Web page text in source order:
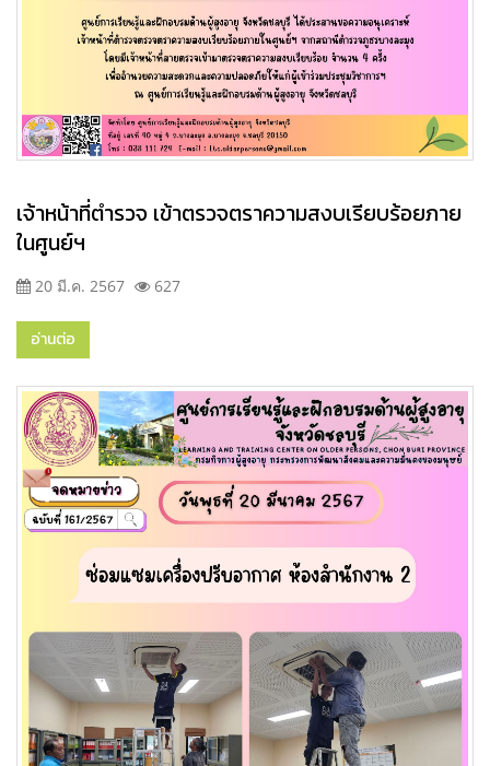
เจ้าหน้าที่ตำรวจ เข้าตรวจตราความสงบเรียบร้อยภาย
ในศูนย์ฯ
20 มี.ค. 2567 627
อ่านต่อ